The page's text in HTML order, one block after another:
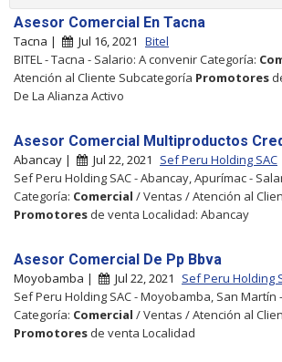
Asesor Comercial En Tacna
Tacna | Jul 16, 2021 Bitel
BITEL - Tacna - Salario: A convenir Categoría:
Atención al Cliente Subcategoría Promotores
De La Alianza Activo
Asesor Comercial Multiproductos
Abancay | Jul 22, 2021
Sef Peru Holding SAC
Sef Peru Holding SAC - Abancay, Apurímac -
Categoría: Comercial / Ventas / Atención al
Promotores de venta Localidad: Abancay
Asesor Comercial De Pp Bbva
Moyobamba | Jul 22, 2021
Sef Peru Holding
Sef Peru Holding SAC - Moyobamba, San Martín
Categoría: Comercial / Ventas / Atención al
Promotores de venta Localidad